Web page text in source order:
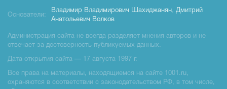
Основатели:
Владимир Владимирович Шахиджанян, Дмитрий
Анатольевич Волков
Администрация сайта не всегда разделяет мнения авторов и не
отвечает за достоверность публикуемых данных.
Дата открытия сайта — 17 августа 1997 г.
Все права на материалы, находящиемся на сайте 1001.ru,
охраняются в соответствии с законодательством РФ, в том числе,